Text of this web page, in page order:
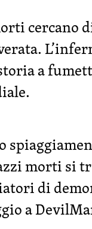
cercano
a
morti si
di
a